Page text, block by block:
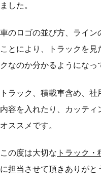
ました。
車のロゴの並び方、ライン
ことにより、トラックを
クなのか分かるようになっ
トラック、積載車含め、
内容を入れたり、カッティ
オススメです。
この度は大切な トラック
に担当させて頂きありがと